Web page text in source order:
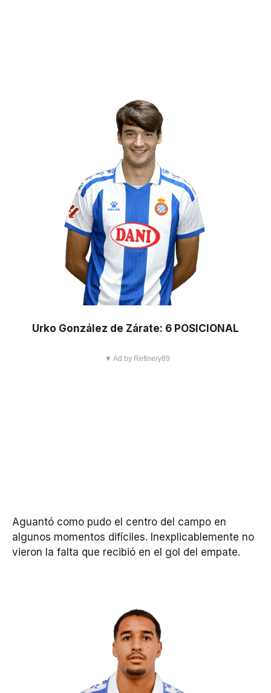
Urko González de Zárate: 6 POSICIONAL
▼ Ad by Refinery89
Aguantó como pudo el centro del campo en
algunos momentos difíciles. Inexplicablemente no
vieron la falta que recibió en el gol del empate.